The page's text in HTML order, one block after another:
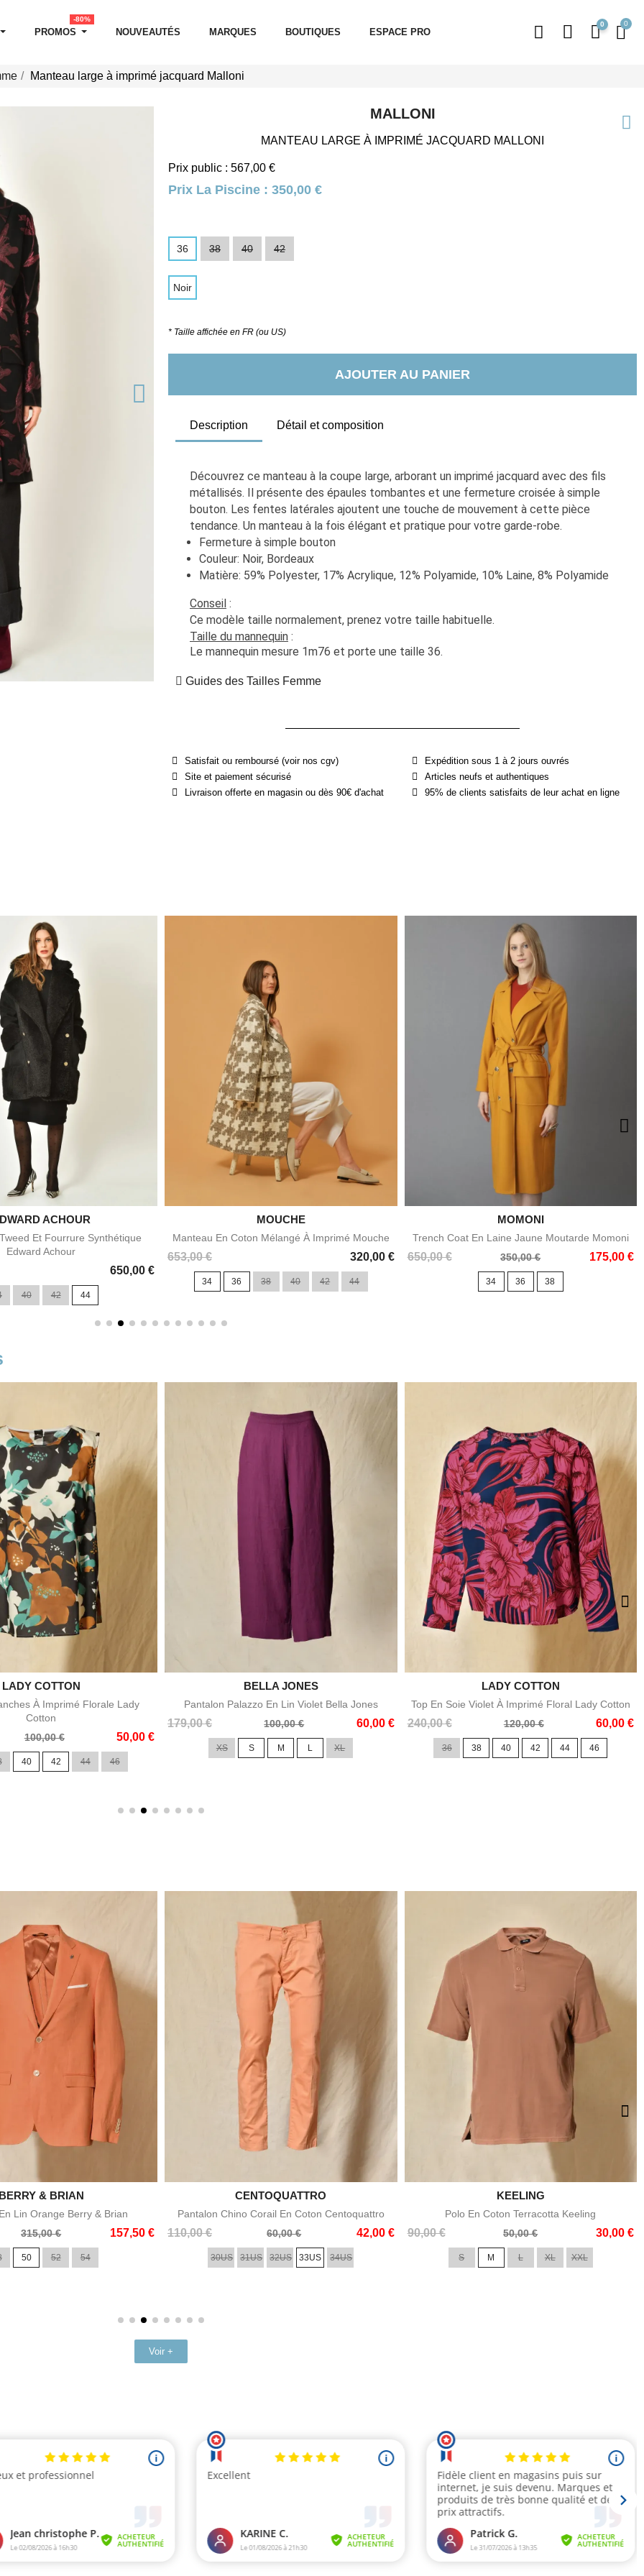
PROMOS
-80%
NOUVEAUTÉS MARQUES BOUTIQUES ESPACE PRO
0
Manteau large à imprimé jacquard Malloni
MALLONI
MANTEAU LARGE À IMPRIMÉ JACQUARD MALLONI
Prix public : 567,00 €
Prix La Piscine : 350,00 €
36 38 40 42
Noir
* Taille affichée en FR (ou US)
AJOUTER AU PANIER
Description Détail et composition
Découvrez ce manteau à la coupe large, arborant un imprimé jacquard avec des fils
métallisés. Il présente des épaules tombantes et une fermeture croisée à simple
bouton. Les fentes latérales ajoutent une touche de mouvement à cette pièce
tendance. Un manteau à la fois élégant et pratique pour votre garde-robe.
Fermeture à simple bouton
Couleur: Noir, Bordeaux
Matière: 59% Polyester, 17% Acrylique, 12% Polyamide, 10% Laine, 8% Polyamide
Conseil :
Ce modèle taille normalement, prenez votre taille habituelle.
Taille du mannequin :
Le mannequin mesure 1m76 et porte une taille 36.
Guides des Tailles Femme
Satisfait ou remboursé (voir nos cgv)
Site et paiement sécurisé
Livraison offerte en magasin ou dès 90€ d'achat
Expédition sous 1 à 2 jours ouvrés
Articles neufs et authentiques
95% de clients satisfaits de leur achat en ligne
Aperçu rapide
ACHOUR
Et Fourrure Synthétique
Edward Achour
650,00 €
40 42 44
Aperçu rapide
MOUCHE
Manteau En Coton Mélangé À Imprimé Mouche
653,00 € 320,00 €
Prix
34 36 38 40 42 44
Aperçu rapide
MOMONI
Trench Coat En Laine Jaune Moutarde Momoni
650,00 €
Prix
350,00 € 175,00 €
Prix
34 36 38
Aperçu rapide
LADY COTTON
À Imprimé Florale Lady
Cotton
100,00 € 50,00 €
40 42 44 46
Aperçu rapide
BELLA JONES
Pantalon Palazzo En Lin Violet Bella Jones
179,00 €
Prix
100,00 € 60,00 €
Prix
XS S M L XL
Aperçu rapide
LADY COTTON
Top En Soie Violet À Imprimé Floral Lady Cotton
240,00 €
Prix
120,00 € 60,00 €
Prix
36 38 40 42 44 46
Aperçu rapide
BERRY & BRIAN
Lin Orange Berry & Brian
315,00 € 157,50 €
50 52 54
Aperçu rapide
CENTOQUATTRO
Pantalon Chino Corail En Coton Centoquattro
110,00 €
Prix
60,00 € 42,00 €
Prix
30US 31US 32US 33US 34US
Aperçu rapide
KEELING
Polo En Coton Terracotta Keeling
90,00 €
Prix
50,00 € 30,00 €
Prix
S M L XL XXL
Voir +